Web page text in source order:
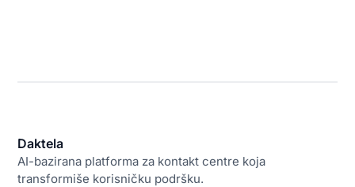
Daktela
AI-bazirana platforma za kontakt centre koja
transformiše korisničku podršku.